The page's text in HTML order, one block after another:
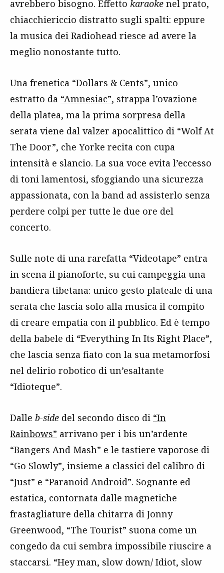
avrebbero bisogno. Effetto karaoke nel prato,
chiacchiericcio distratto sugli spalti: eppure
la musica dei Radiohead riesce ad avere la
meglio nonostante tutto.
Una frenetica “Dollars & Cents”, unico
estratto da “Amnesiac”, strappa l’ovazione
della platea, ma la prima sorpresa della
serata viene dal valzer apocalittico di “Wolf At
The Door”, che Yorke recita con cupa
intensità e slancio. La sua voce evita l’eccesso
di toni lamentosi, sfoggiando una sicurezza
appassionata, con la band ad assisterlo senza
perdere colpi per tutte le due ore del
concerto.
Sulle note di una rarefatta “Videotape” entra
in scena il pianoforte, su cui campeggia una
bandiera tibetana: unico gesto plateale di una
serata che lascia solo alla musica il compito
di creare empatia con il pubblico. Ed è tempo
della babele di “Everything In Its Right Place”,
che lascia senza fiato con la sua metamorfosi
nel delirio robotico di un’esaltante
“Idioteque”.
Dalle b-side del secondo disco di “In
Rainbows” arrivano per i bis un’ardente
“Bangers And Mash” e le tastiere vaporose di
“Go Slowly”, insieme a classici del calibro di
“Just” e “Paranoid Android”. Sognante ed
estatica, contornata dalle magnetiche
frastagliature della chitarra di Jonny
Greenwood, “The Tourist” suona come un
congedo da cui sembra impossibile riuscire a
staccarsi. “Hey man, slow down/ Idiot, slow